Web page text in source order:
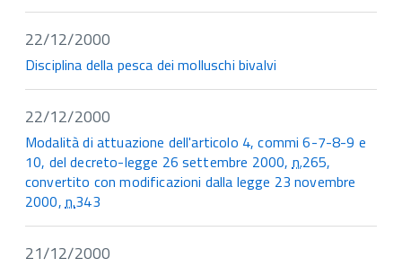
22/12/2000
Disciplina della pesca dei molluschi bivalvi
22/12/2000
Modalità di attuazione dell'articolo 4, commi 6-7-8-9 e
10, del decreto-legge 26 settembre 2000,n.265,
convertito con modificazioni dalla legge 23 novembre
2000,n.343
21/12/2000